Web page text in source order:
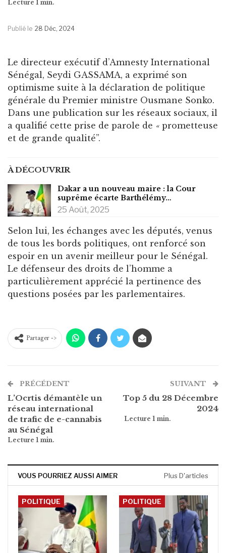
Publié le 28 Déc, 2024
Le directeur exécutif d’Amnesty International
Sénégal, Seydi GASSAMA, a exprimé son
optimisme suite à la déclaration de politique
générale du Premier ministre Ousmane Sonko.
Dans une publication sur les réseaux sociaux, il
a qualifié cette prise de parole de « prometteuse
et de grande qualité”.
À DÉCOUVRIR
Dakar a un nouveau maire : la Cour
suprême écarte Barthélémy…
25 Août, 2025
Selon lui, les échanges avec les députés, venus
de tous les bords politiques, ont renforcé son
espoir en un avenir meilleur pour le Sénégal.
Le défenseur des droits de l’homme a
particulièrement apprécié la pertinence des
questions posées par les parlementaires.
Partager ->
PRÉCÉDENT
L’Ocrtis démantèle un
réseau international
de trafic de e-cannabis
au Sénégal
SUIVANT
Top 5 du 28 Décembre
2024
VOUS POURRIEZ AUSSI AIMER Plus D'articles
POLITIQUE POLITIQUE